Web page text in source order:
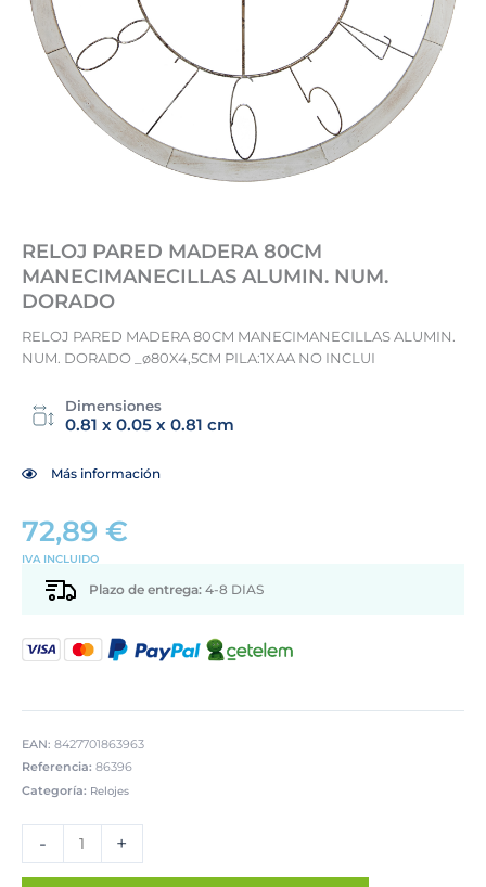
RELOJ PARED MADERA 80CM
MANECIMANECILLAS ALUMIN. NUM.
DORADO
RELOJ PARED MADERA 80CM MANECIMANECILLAS ALUMIN.
NUM. DORADO _ø80X4,5CM PILA:1XAA NO INCLUI
Dimensiones
0.81 x 0.05 x 0.81 cm
Más información
72,89 €
IVA INCLUIDO
Plazo de entrega: 4-8 DIAS
EAN: 8427701863963
Referencia: 86396
Categoría: Relojes
-
MADERA
80CM
+